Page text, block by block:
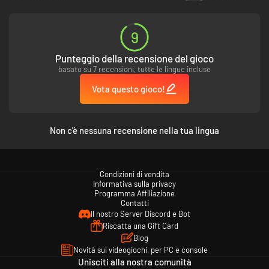
conferma del pre-ordine. PGA TOUR 2K23 deve essere scaricato
sull'account della piattaforma usata per il pre-ordine di PGA TOUR 2K25 e
non è trasferibile. L'offerta non è disponibile per gli account piattaforma
in cui è già presente PGA TOUR 2K23. I pre-ordini cancellati determinano
la rimozione della copia digitale di PGA TOUR 2K23 dall'account della
piattaforma. Si applicano termini.
Alcune funzionalità, incluso il negozio all'interno del gioco, potrebbero non
dalle norme locali.
9
Punteggio della recensione del gioco
basato su 7 recensioni, tutte le lingue incluse
Vota questo gioco!
Non c'è nessuna recensione nella tua lingua
Condizioni di vendita
Informativa sulla privacy
Programma Affiliazione
Contatti
Il nostro Server Discord e Bot
Riscatta una Gift Card
Blog
Novità sui videogiochi, per PC e console
Unisciti alla nostra comunità